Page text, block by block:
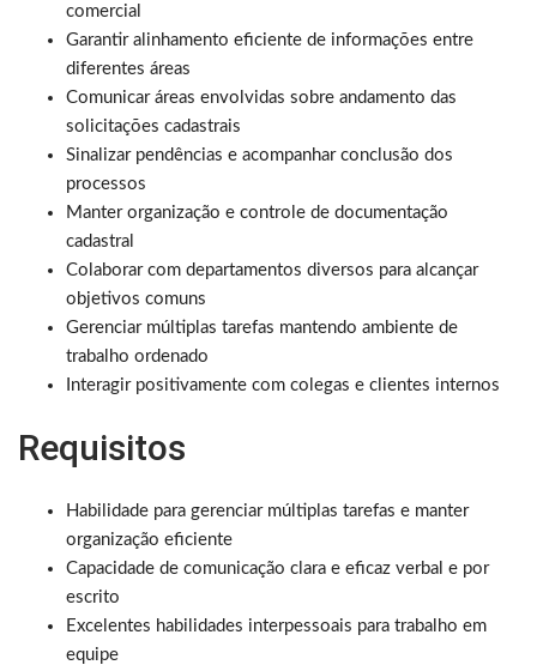
comercial
Garantir alinhamento eficiente de informações entre
diferentes áreas
Comunicar áreas envolvidas sobre andamento das
solicitações cadastrais
Sinalizar pendências e acompanhar conclusão dos
processos
Manter organização e controle de documentação
cadastral
Colaborar com departamentos diversos para alcançar
objetivos comuns
Gerenciar múltiplas tarefas mantendo ambiente de
trabalho ordenado
Interagir positivamente com colegas e clientes internos
Requisitos
Habilidade para gerenciar múltiplas tarefas e manter
organização eficiente
Capacidade de comunicação clara e eficaz verbal e por
escrito
Excelentes habilidades interpessoais para trabalho em
equipe